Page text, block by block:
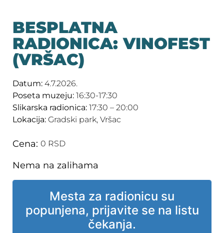
BESPLATNA
RADIONICA: VINOFEST
(VRŠAC)
Datum: 4.7.2026.
Poseta muzeju: 16:30-17:30
Slikarska radionica: 17:30 – 20:00
Lokacija: Gradski park, Vršac
Cena: 0 RSD
Nema na zalihama
Mesta za radionicu su
popunjena, prijavite se na listu
čekanja.